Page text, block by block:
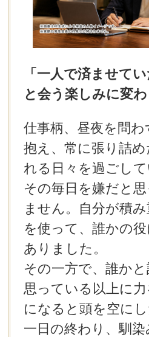
「一人で済ませて
と会う楽しみに変わ
仕事柄、昼夜を問
抱え、常に張り詰
れる日々を過ごして
その毎日を嫌だと
ません。自分が積
を使って、誰かの
ありました。
その一方で、誰かと
思っている以上に
になると頭を空にし
一日の終わり、馴染